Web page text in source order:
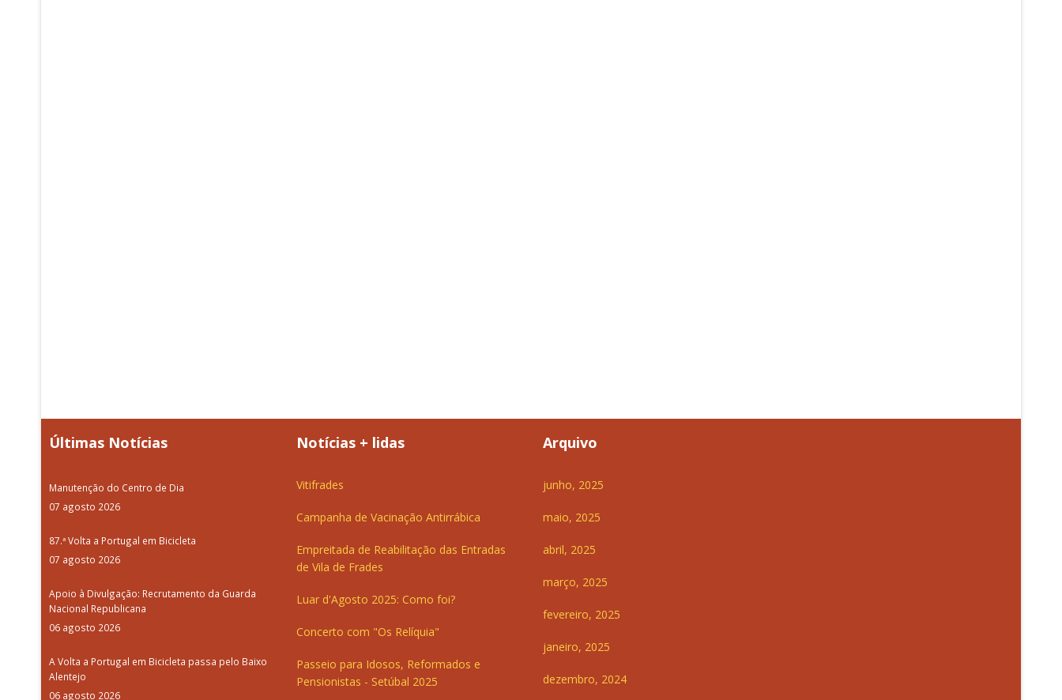
Últimas Notícias
Manutenção do Centro de Dia
07 agosto 2026
87.ª Volta a Portugal em Bicicleta
07 agosto 2026
Apoio à Divulgação: Recrutamento da Guarda
Nacional Republicana
06 agosto 2026
A Volta a Portugal em Bicicleta passa pelo Baixo
Alentejo
06 agosto 2026
Notícias + lidas
Vitifrades
Campanha de Vacinação Antirrábica
Empreitada de Reabilitação das Entradas
de Vila de Frades
Luar d'Agosto 2025: Como foi?
Concerto com "Os Relíquia"
Passeio para Idosos, Reformados e
Pensionistas - Setúbal 2025
Arquivo
junho, 2025
maio, 2025
abril, 2025
março, 2025
fevereiro, 2025
janeiro, 2025
dezembro, 2024